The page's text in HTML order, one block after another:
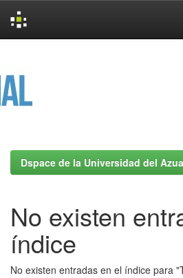
Dspace de la Universidad del
No existen
índice
No existen entradas en el índice para